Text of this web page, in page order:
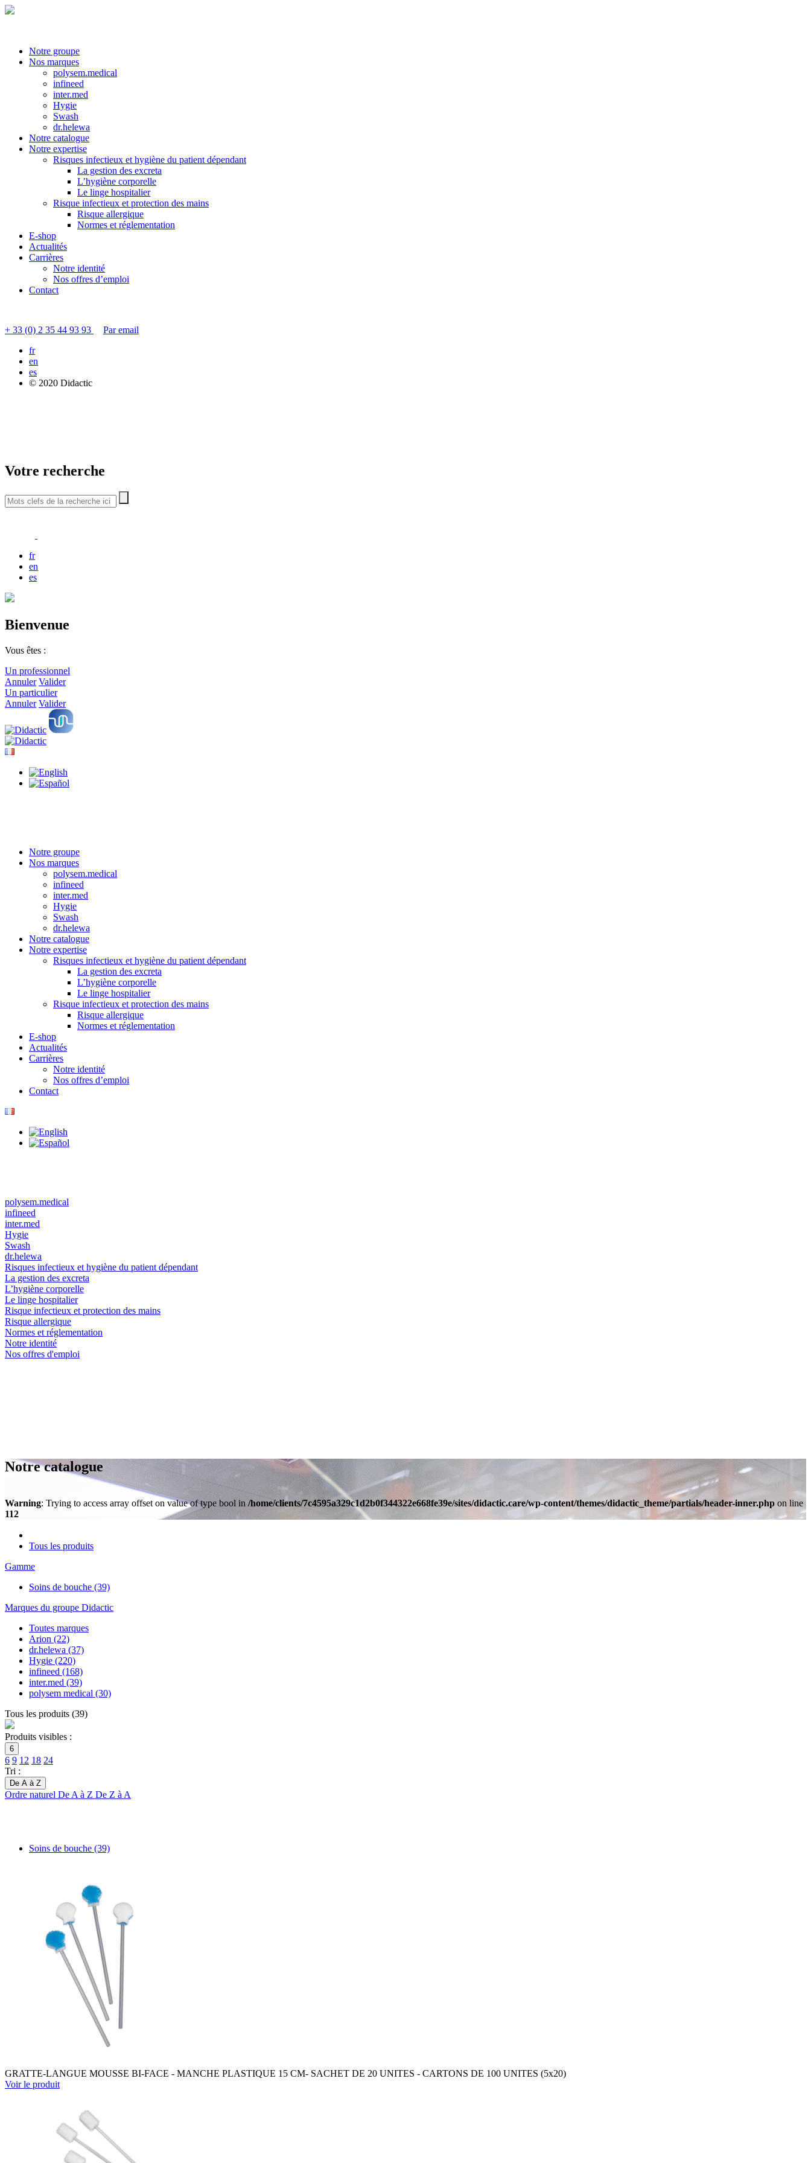
Notre groupe
Nos marques
polysem.medical
infineed
inter.med
Hygie
Swash
dr.helewa
Notre catalogue
Notre expertise
Risques infectieux et hygiène du patient dépendant
La gestion des excreta
L’hygiène corporelle
Le linge hospitalier
Risque infectieux et protection des mains
Risque allergique
Normes et réglementation
E-shop
Actualités
Carrières
Notre identité
Nos offres d’emploi
Contact
+ 33 (0) 2 35 44 93 93
Par email
fr
en
es
© 2020 Didactic
Votre recherche
fr
en
es
Bienvenue
Vous êtes :
Un professionnel
Annuler Valider
Un particulier
Annuler Valider
Notre groupe
Nos marques
polysem.medical
infineed
inter.med
Hygie
Swash
dr.helewa
Notre catalogue
Notre expertise
Risques infectieux et hygiène du patient dépendant
La gestion des excreta
L’hygiène corporelle
Le linge hospitalier
Risque infectieux et protection des mains
Risque allergique
Normes et réglementation
E-shop
Actualités
Carrières
Notre identité
Nos offres d’emploi
Contact
polysem.medical
infineed
inter.med
Hygie
Swash
dr.helewa
Risques infectieux et hygiène du patient dépendant
La gestion des excreta
L’hygiène corporelle
Le linge hospitalier
Risque infectieux et protection des mains
Risque allergique
Normes et réglementation
Notre identité
Nos offres d'emploi
Notre catalogue
Warning: Trying to access array offset on value of type bool in /home/clients/7c4595a329c1d2b0f344322e668fe39e/sites/didactic.care/wp-content/themes/didactic_theme/partials/header-inner.php on line
112
Tous les produits
Gamme
Soins de bouche (39)
Marques du groupe Didactic
Toutes marques
Arion (22)
dr.helewa (37)
Hygie (220)
infineed (168)
inter.med (39)
polysem medical (30)
Tous les produits (39)
Produits visibles :
6
6 9 12 18 24
Tri :
De A à Z
Ordre naturel De A à Z De Z à A
Soins de bouche (39)
GRATTE-LANGUE MOUSSE BI-FACE - MANCHE PLASTIQUE 15 CM- SACHET DE 20 UNITES - CARTONS DE 100 UNITES (5x20)
Voir le produit